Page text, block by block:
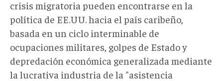
crisis migratoria pueden encontrarse en la
política de EE.UU. hacia el país caribeño,
basada en un ciclo interminable de
ocupaciones militares, golpes de Estado y
depredación económica generalizada mediante
la lucrativa industria de la "asistencia